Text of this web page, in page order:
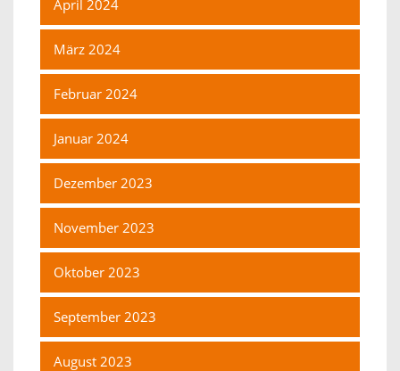
April 2024
März 2024
Februar 2024
Januar 2024
Dezember 2023
November 2023
Oktober 2023
September 2023
August 2023